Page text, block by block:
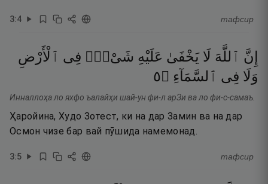
3:4 тафсир
إِنَّ ٱللَّهَ لَا يَخْفَىٰ عَلَيْهِ شَىْءٌۭ فِى ٱلْأَرْضِ
وَلَا فِى ٱلسَّمَآءِ ۝٥
Инналлоҳа ло яхфо ъалайҳи шай-ун фи-л арЗи ва ло фи-с-самаъ.
Ҳаройина, Худо Зотест, ки на дар Замин ва на дар
Осмон чизе бар вай пӯшида намемонад.
3:5 тафсир